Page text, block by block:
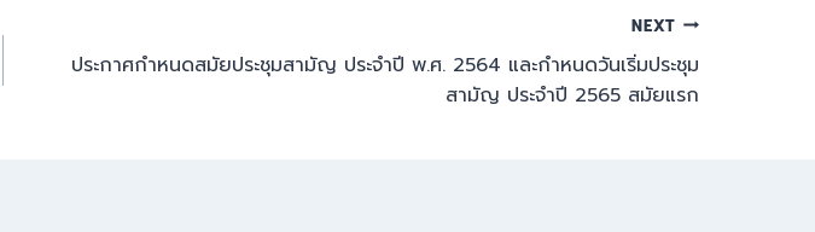
NEXT
ประกาศกำหนดสมัยประชุมสามัญ ประจำปี พ.ศ. 2564 และกำหนดวันเริ่มประชุม
สามัญ ประจำปี 2565 สมัยแรก